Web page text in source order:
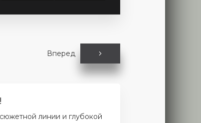
Вперед
линии и глубокой